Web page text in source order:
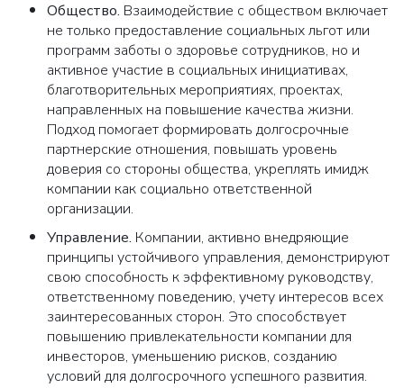
Общество. Взаимодействие с обществом включает
не только предоставление социальных льгот или
программ заботы о здоровье сотрудников, но и
активное участие в социальных инициативах,
благотворительных мероприятиях, проектах,
направленных на повышение качества жизни.
Подход помогает формировать долгосрочные
партнерские отношения, повышать уровень
доверия со стороны общества, укреплять имидж
компании как социально ответственной
организации.
Управление. Компании, активно внедряющие
принципы устойчивого управления, демонстрируют
свою способность к эффективному руководству,
ответственному поведению, учету интересов всех
заинтересованных сторон. Это способствует
повышению привлекательности компании для
инвесторов, уменьшению рисков, созданию
условий для долгосрочного успешного развития.